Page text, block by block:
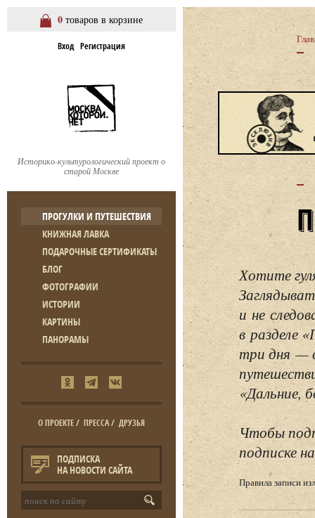
0 товаров в корзине
Вход Регистрация
Историко-культурологический проект о
старой Москве
ПРОГУЛКИ И ПУТЕШЕСТВИЯ
КНИЖНАЯ ЛАВКА
ПОДАРОЧНЫЕ СЕРТИФИКАТЫ
БЛОГ
ФОТОГРАФИИ
ИСТОРИИ
КАРТИНЫ
ПАНОРАМЫ
О ПРОЕКТЕ/ ПРЕССА/ ДРУЗЬЯ
ПОДПИСКА
НА НОВОСТИ САЙТА
Хотите
и не
в разделе
три дня —
«Дальние,
Чтобы
подписке
Правила записи